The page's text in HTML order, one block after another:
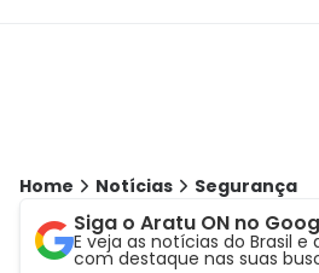
Home Notícias Segurança
Siga o Aratu ON no
E veja as notícias do Brasil e
com destaque nas suas